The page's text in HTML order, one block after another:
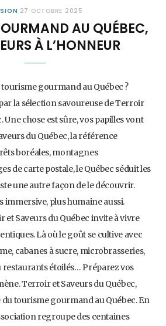
27 OCTOBRE 2025
AU QUÉBEC,
À L’HONNEUR
gourmand au Québec ?
la sélection savoureuse de Terroir
Une chose est sûre, vos papilles vont
du Québec, la référence
boréales, montagnes
de carte postale, le Québec séduit les
une autre façon de le découvrir.
immersive, plus humaine aussi.
et Saveurs du Québec invite à vivre
Là où le goût se cultive avec
cabanes à sucre, microbrasseries,
restaurants étoilés… Préparez vos
Terroir et Saveurs du Québec,
du tourisme gourmand au Québec. En
regroupe des centaines